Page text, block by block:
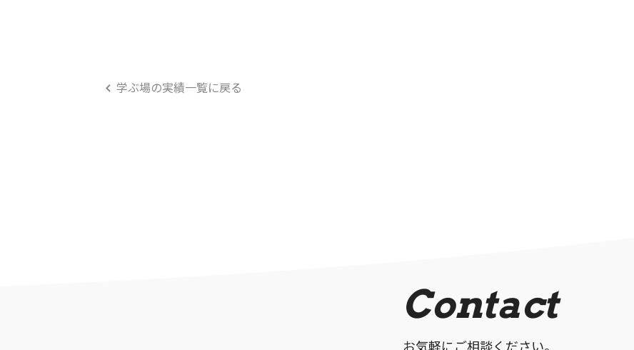
学ぶ場の実績一覧に戻る
Contact
お気軽にご相談ください。